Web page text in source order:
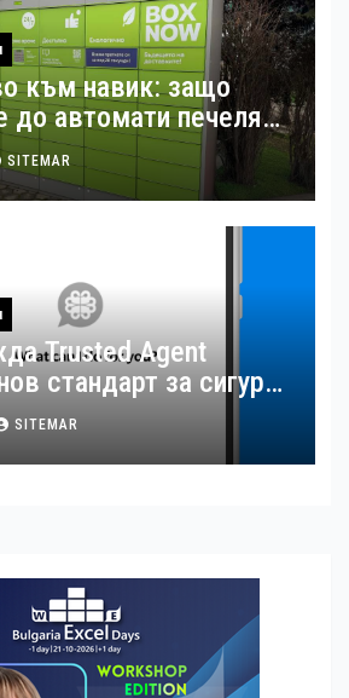
към навик: защо
до автомати печелят
SITEMAR
Trusted Agent
стандарт за сигурна
SITEMAR